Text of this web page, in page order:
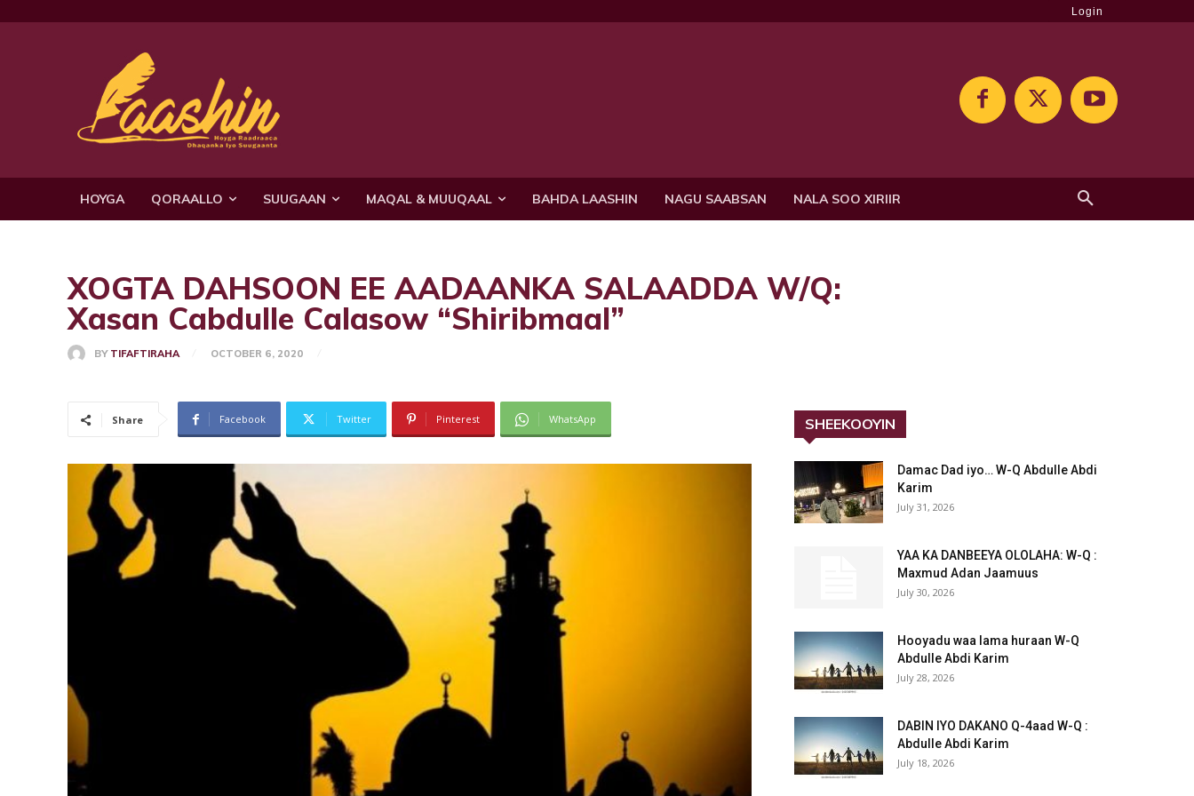
Login
HOYGA QORAALLO SUUGAAN MAQAL & MUUQAAL BAHDA LAASHIN NAGU SAABSAN NALA SOO XIRIIR
XOGTA DAHSOON EE AADAANKA SALAADDA W/Q:
Xasan Cabdulle Calasow “Shiribmaal”
BY TIFAFTIRAHA OCTOBER 6, 2020
Share Facebook Twitter Pinterest WhatsApp SHEEKOOYIN
Damac Dad iyo… W-Q Abdulle Abdi
Karim
July 31, 2026
YAA KA DANBEEYA OLOLAHA: W-Q :
Maxmud Adan Jaamuus
July 30, 2026
Hooyadu waa lama huraan W-Q
Abdulle Abdi Karim
July 28, 2026
DABIN IYO DAKANO Q-4aad W-Q :
Abdulle Abdi Karim
July 18, 2026